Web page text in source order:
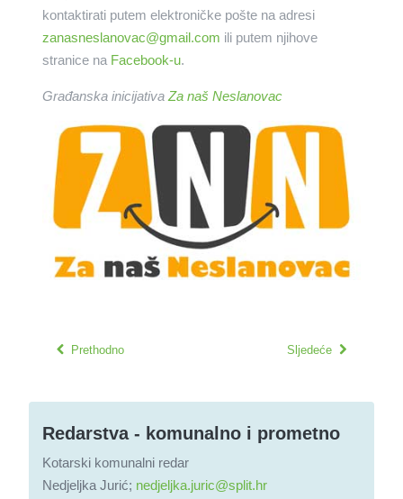
kontaktirati putem elektroničke pošte na adresi
zanasneslanovac@gmail.com ili putem njihove
stranice na Facebook-u.
Građanska inicijativa Za naš Neslanovac
Prethodno Sljedeće
Redarstva - komunalno i prometno
Kotarski komunalni redar
Nedjeljka Jurić; nedjeljka.juric@split.hr